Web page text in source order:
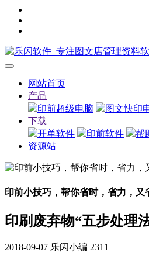
网站首页
产品
印前超级电脑
图文快印
下载
开单软件
印前软件
帮
资源站
印前小技巧，帮你省时，省力，又
印刷废弃物“五步处理
2018-09-07 乐闪小编 2311